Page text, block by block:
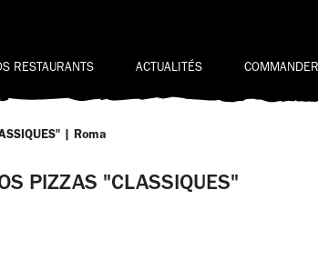
RESTAURANTS ACTUALITÉS
| Roma
PIZZAS "CLASSIQUES"